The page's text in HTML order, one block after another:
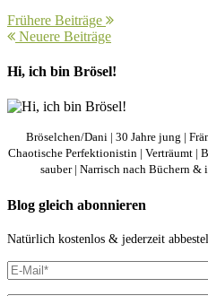
Frühere Beiträge
Neuere Beiträge
Hi, ich bin Brösel!
Bröselchen/Dani | 30 Jahre jung |
Chaotische Perfektionistin | Verträumt |
sauber | Narrisch nach Büchern &
Blog gleich abonnieren
Natürlich kostenlos & jederzeit